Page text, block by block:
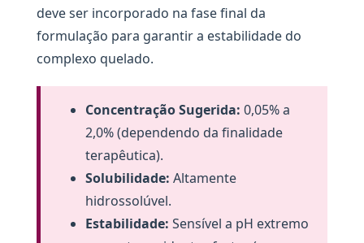
deve ser incorporado na fase final da
formulação para garantir a estabilidade do
complexo quelado.
Concentração Sugerida: 0,05% a
2,0% (dependendo da finalidade
terapêutica).
Solubilidade: Altamente
hidrossolúvel.
Estabilidade: Sensível a pH extremo